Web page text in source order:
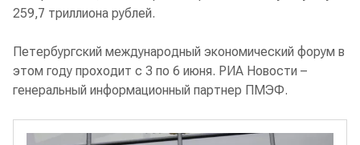
259,7 триллиона рублей.
Петербургский международный экономический форум в
этом году проходит с 3 по 6 июня. РИА Новости –
генеральный информационный партнер ПМЭФ.